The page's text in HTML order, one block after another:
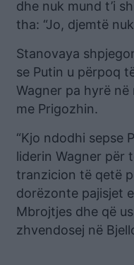
dhe nuk mund t’i
tha: “Jo, djemtë
Stanovaya
se Putin u përpoq
Wagner pa hyrë
me Prigozhin.
“Kjo ndodhi sepse
liderin Wagner për
tranzicion të qetë
dorëzonte pajisjet
Mbrojtjes dhe që
zhvendosej në